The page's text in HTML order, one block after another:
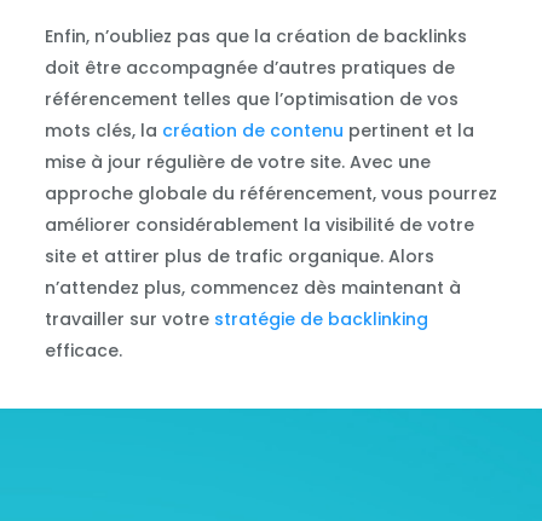
Enfin, n’oubliez pas que la création de backlinks
doit être accompagnée d’autres pratiques de
référencement telles que l’optimisation de vos
mots clés, la création de contenu pertinent et la
mise à jour régulière de votre site. Avec une
approche globale du référencement, vous pourrez
améliorer considérablement la visibilité de votre
site et attirer plus de trafic organique. Alors
n’attendez plus, commencez dès maintenant à
travailler sur votre stratégie de backlinking
efficace.